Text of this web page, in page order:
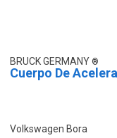
BRUCK GERMANY
Cuerpo De
Volkswagen Bora